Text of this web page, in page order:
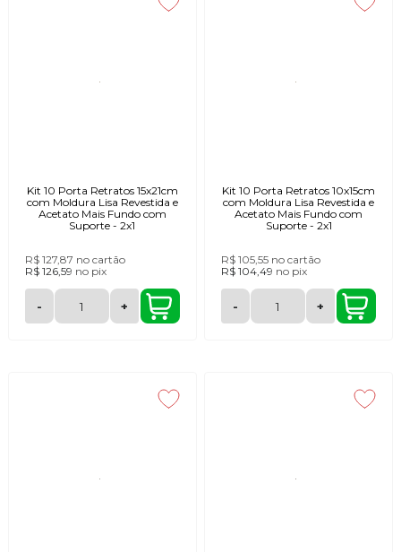
Kit 10 Porta Retratos 15x21cm
com Moldura Lisa Revestida e
Acetato Mais Fundo com
Suporte - 2x1
R$ 127,87 no cartão
R$ 126,59 no pix
- +
Kit 10 Porta Retratos 10x15cm
com Moldura Lisa Revestida e
Acetato Mais Fundo com
Suporte - 2x1
R$ 105,55 no cartão
R$ 104,49 no pix
- +